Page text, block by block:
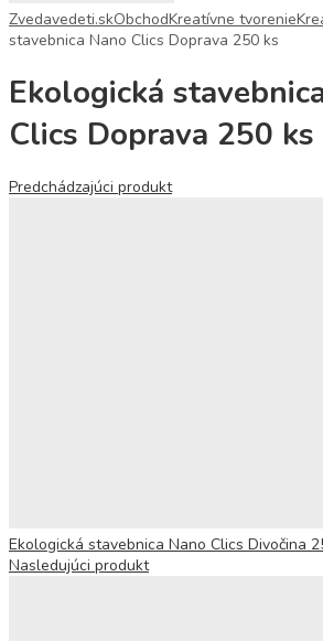
Zvedavedeti.skObchodKreatívne tvorenie
stavebnica Nano Clics Doprava 250 ks
Ekologická
Clics Doprava 250 ks
Predchádzajúci produkt
Ekologická stavebnica Nano Clics Divočina
Nasledujúci produkt